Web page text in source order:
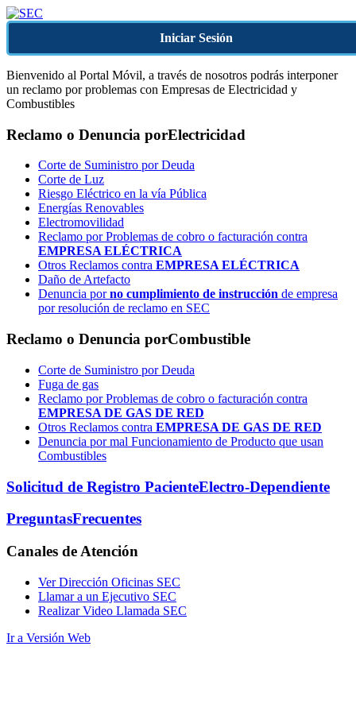
Iniciar Sesión
Bienvenido al Portal Móvil, a través de nosotros podrás interponer
un reclamo por problemas con Empresas de Electricidad y
Combustibles
Reclamo o Denuncia porElectricidad
Corte de Suministro por Deuda
Corte de Luz
Riesgo Eléctrico en la vía Pública
Energías Renovables
Electromovilidad
Reclamo por Problemas de cobro o facturación contra
EMPRESA ELÉCTRICA
Otros Reclamos contra EMPRESA ELÉCTRICA
Daño de Artefacto
Denuncia porno cumplimiento de instrucción de empresa
por resolución de reclamo en SEC
Reclamo o Denuncia porCombustible
Corte de Suministro por Deuda
Fuga de gas
Reclamo por Problemas de cobro o facturación contra
EMPRESA DE GAS DE RED
Otros Reclamos contra EMPRESA DE GAS DE RED
Denuncia por mal Funcionamiento de Producto que usan
Combustibles
Solicitud de Registro PacienteElectro-Dependiente
PreguntasFrecuentes
Canales de Atención
Ver Dirección Oficinas SEC
Llamar a un Ejecutivo SEC
Realizar Video Llamada SEC
Ir a Versión Web